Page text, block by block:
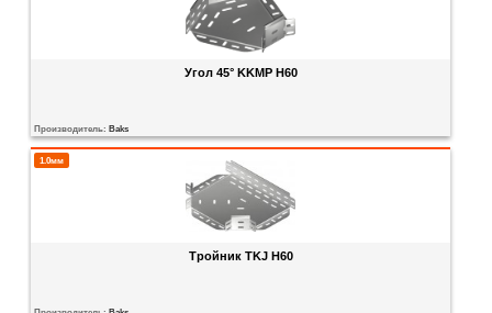
Угол 45° KKMP H60
Производитель: Baks
1.0мм
Тройник TKJ H60